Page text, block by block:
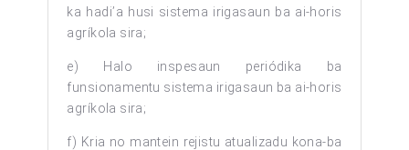
ka hadi’a husi sistema irigasaun ba ai-horis
agríkola sira;
e) Halo inspesaun periódika ba
funsionamentu sistema irigasaun ba ai-horis
agríkola sira;
f) Kria no mantein rejistu atualizadu kona-ba